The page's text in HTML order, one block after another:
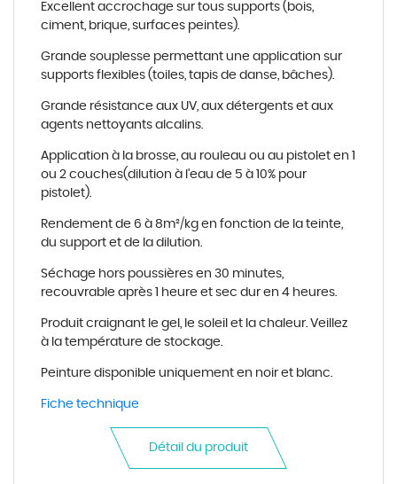
Excellent accrochage sur tous supports (bois,
ciment, brique, surfaces peintes).
Grande souplesse permettant une application sur
supports flexibles (toiles, tapis de danse, bâches).
Grande résistance aux UV, aux détergents et aux
agents nettoyants alcalins.
Application à la brosse, au rouleau ou au pistolet en 1
ou 2 couches(dilution à l'eau de 5 à 10% pour
pistolet).
Rendement de 6 à 8m²/kg en fonction de la teinte,
du support et de la dilution.
Séchage hors poussières en 30 minutes,
recouvrable après 1 heure et sec dur en 4 heures.
Produit craignant le gel, le soleil et la chaleur. Veillez
à la température de stockage.
Peinture disponible uniquement en noir et blanc.
Fiche technique
Détail du produit